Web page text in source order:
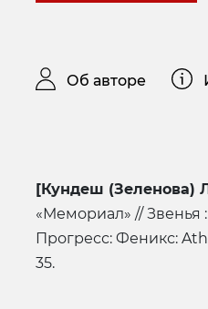
Об авторе
[Кундеш (Зеленова)
«Мемориал» // Звенья
Прогресс: Феникс:
35.